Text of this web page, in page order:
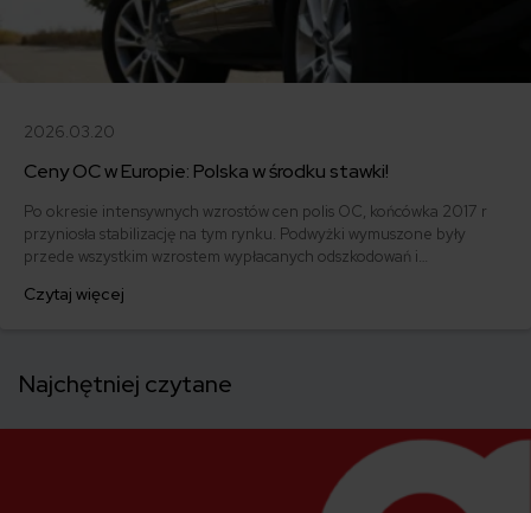
2026.03.20
Ceny OC w Europie: Polska w środku stawki!
Po okresie intensywnych wzrostów cen polis OC, końcówka 2017 r
przyniosła stabilizację na tym rynku. Podwyżki wymuszone były
przede wszystkim wzrostem wypłacanych odszkodowań i
UE za polisę zapłacimy najmniej i jak wyglądają ceny OC w krajach
Czytaj więcej
Najchętniej czytane